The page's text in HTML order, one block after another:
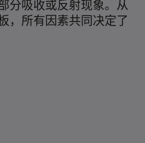
分吸收或反射现象。从
，所有因素共同决定了